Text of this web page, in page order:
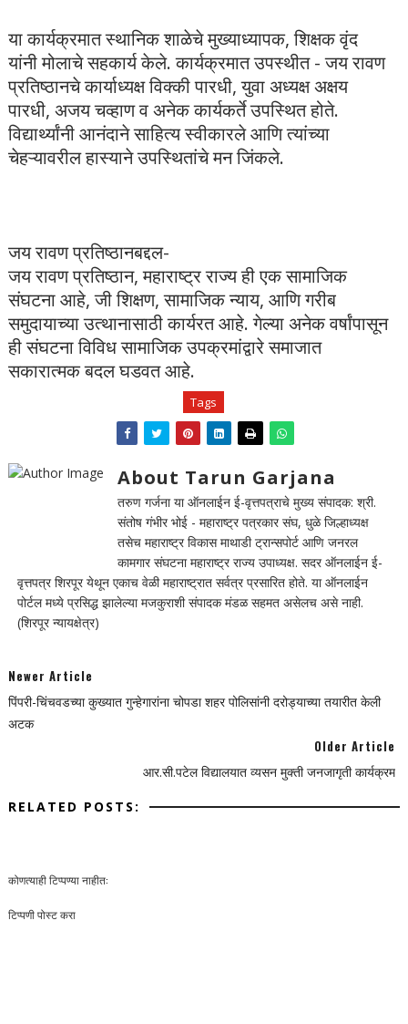
या कार्यक्रमात स्थानिक शाळेचे मुख्याध्यापक, शिक्षक वृंद
यांनी मोलाचे सहकार्य केले. कार्यक्रमात उपस्थीत - जय रावण
प्रतिष्ठानचे कार्याध्यक्ष विक्की पारधी, युवा अध्यक्ष अक्षय
पारधी, अजय चव्हाण व अनेक कार्यकर्ते उपस्थित होते.
विद्यार्थ्यांनी आनंदाने साहित्य स्वीकारले आणि त्यांच्या
चेहऱ्यावरील हास्याने उपस्थितांचे मन जिंकले.
जय रावण प्रतिष्ठानबद्दल-
जय रावण प्रतिष्ठान, महाराष्ट्र राज्य ही एक सामाजिक
संघटना आहे, जी शिक्षण, सामाजिक न्याय, आणि गरीब
समुदायाच्या उत्थानासाठी कार्यरत आहे. गेल्या अनेक वर्षांपासून
ही संघटना विविध सामाजिक उपक्रमांद्वारे समाजात
सकारात्मक बदल घडवत आहे.
Tags
About Tarun Garjana
तरुण गर्जना या ऑनलाईन ई-वृत्तपत्राचे मुख्य संपादक: श्री.
संतोष गंभीर भोई - महाराष्ट्र पत्रकार संघ, धुळे जिल्हाध्यक्ष
तसेच महाराष्ट्र विकास माथाडी ट्रान्सपोर्ट आणि जनरल
कामगार संघटना महाराष्ट्र राज्य उपाध्यक्ष. सदर ऑनलाईन ई-
वृत्तपत्र शिरपूर येथून एकाच वेळी महाराष्ट्रात सर्वत्र प्रसारित होते. या ऑनलाईन
पोर्टल मध्ये प्रसिद्ध झालेल्या मजकुराशी संपादक मंडळ सहमत असेलच असे नाही.
(शिरपूर न्यायक्षेत्र)
Newer Article
पिंपरी-चिंचवडच्या कुख्यात गुन्हेगारांना चोपडा शहर पोलिसांनी दरोड्याच्या तयारीत केली
अटक
Older Article
आर.सी.पटेल विद्यालयात व्यसन मुक्ती जनजागृती कार्यक्रम
RELATED POSTS:
कोणत्याही टिप्पण्‍या नाहीत:
टिप्पणी पोस्ट करा